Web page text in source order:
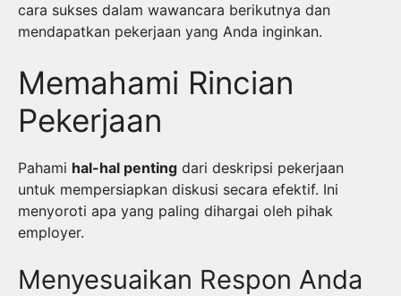
cara sukses dalam wawancara berikutnya dan
mendapatkan pekerjaan yang Anda inginkan.
Memahami Rincian
Pekerjaan
Pahami hal-hal penting dari deskripsi pekerjaan
untuk mempersiapkan diskusi secara efektif. Ini
menyoroti apa yang paling dihargai oleh pihak
employer.
Menyesuaikan Respon Anda